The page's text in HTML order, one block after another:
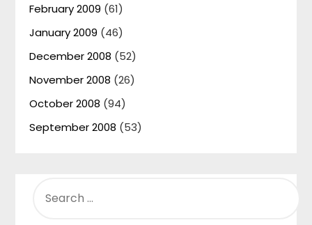
February 2009 (61)
January 2009 (46)
December 2008 (52)
November 2008 (26)
October 2008 (94)
September 2008 (53)
FOR: